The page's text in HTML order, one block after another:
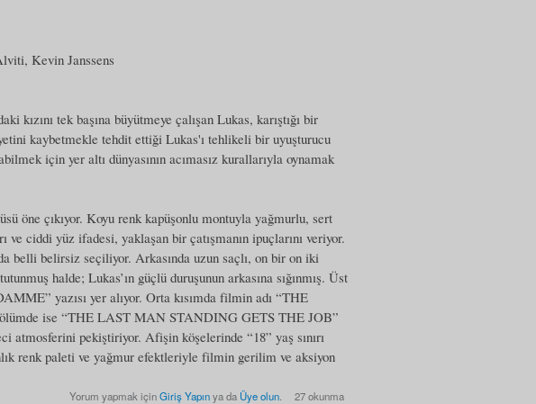
Kevin Janssens
kızını tek başına büyütmeye çalışan Lukas, karıştığı bir
kaybetmekle tehdit ettiği Lukas'ı tehlikeli bir uyuşturucu
için yer altı dünyasının acımasız kurallarıyla oynamak
öne çıkıyor. Koyu renk kapüşonlu montuyla yağmurlu, sert
ve ciddi yüz ifadesi, yaklaşan bir çatışmanın ipuçlarını veriyor.
belli belirsiz seçiliyor. Arkasında uzun saçlı, on bir on iki
halde; Lukas’ın güçlü duruşunun arkasına sığınmış. Üst
yazısı yer alıyor. Orta kısımda filmin adı “THE
ise “THE LAST MAN STANDING GETS THE JOB”
atmosferini pekiştiriyor. Afişin köşelerinde “18” yaş sınırı
renk paleti ve yağmur efektleriyle filmin gerilim ve aksiyon
Yorum yapmak içinGiriş Yapınya da Üye olun. 27 okunma